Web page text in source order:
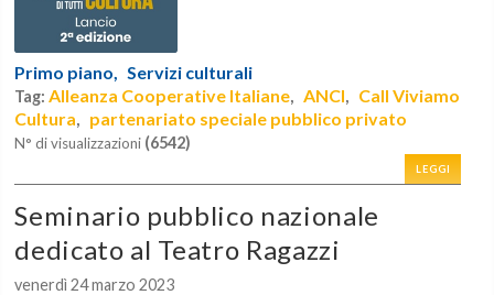
Primo piano, Servizi culturali
Tag:Alleanza Cooperative Italiane,ANCI, Call Viviamo
Cultura, partenariato speciale pubblico privato
N° di visualizzazioni (6542)
LEGGI
Seminario pubblico nazionale
dedicato al Teatro Ragazzi
venerdì 24 marzo 2023